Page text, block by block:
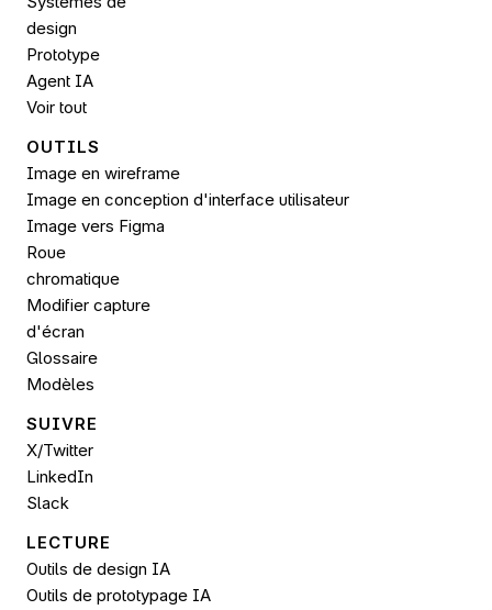
design
Prototype
Agent IA
Voir tout
OUTILS
Image en wireframe
Image en conception d'interface utilisateur
Image vers Figma
Roue
chromatique
Modifier capture
d'écran
Glossaire
Modèles
SUIVRE
X/Twitter
LinkedIn
Slack
LECTURE
Outils de design IA
Outils de prototypage IA